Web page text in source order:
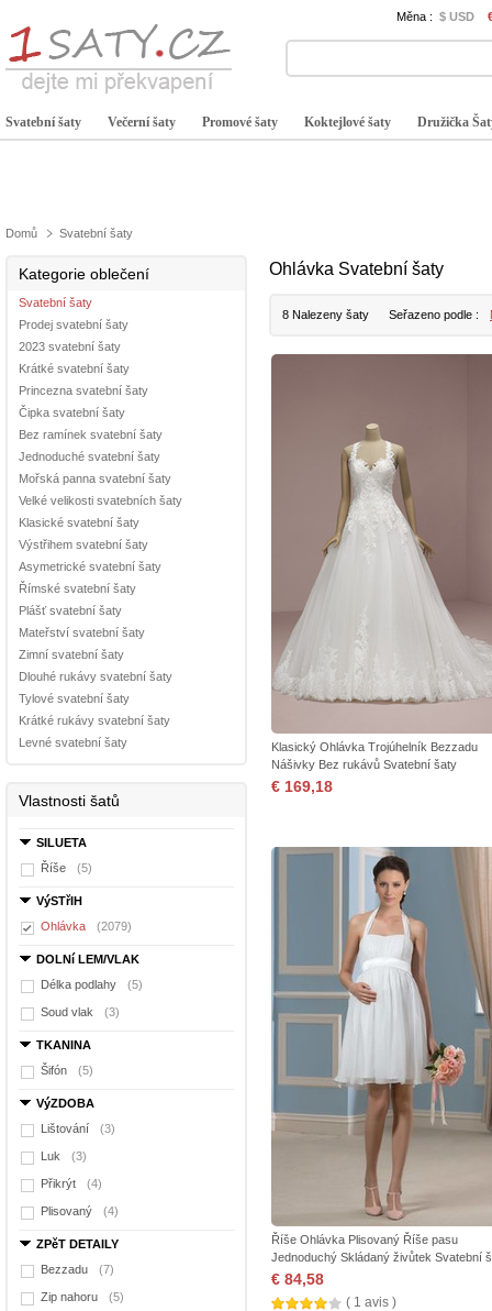
Měna : $ USD
Svatební šaty Večerní šaty Promové šaty Koktejlové šaty Družička
Domů Svatební šaty
Kategorie oblečení
Svatební šaty
Prodej svatební šaty
2023 svatební šaty
Krátké svatební šaty
Princezna svatební šaty
Čipka svatební šaty
Bez ramínek svatební šaty
Jednoduché svatební šaty
Mořská panna svatební šaty
Velké velikosti svatebních šaty
Klasické svatební šaty
Výstřihem svatební šaty
Asymetrické svatební šaty
Římské svatební šaty
Plášť svatební šaty
Mateřství svatební šaty
Zimní svatební šaty
Dlouhé rukávy svatební šaty
Tylové svatební šaty
Krátké rukávy svatební šaty
Levné svatební šaty
Vlastnosti šatů
SILUETA
Říše
(5)
VýSTřIH
Ohlávka
(2079)
DOLNí LEM/VLAK
Délka podlahy
(5)
Soud vlak (3)
TKANINA
Šifón
(5)
VýZDOBA
Lištování
(3)
Luk (3)
Přikrýt (4)
Plisovaný (4)
ZPěT DETAILY
Bezzadu
(7)
Zip nahoru (5)
Ohlávka Svatební šaty
8 Nalezeny šaty Seřazeno podle :
Klasický Ohlávka Trojúhelník Bezzadu
Nášivky Bez rukávů Svatební šaty
€ 169,18
Říše Ohlávka Plisovaný Říše pasu
Jednoduchý Skládaný živůtek Svatební
€ 84,58
( 1 avis )